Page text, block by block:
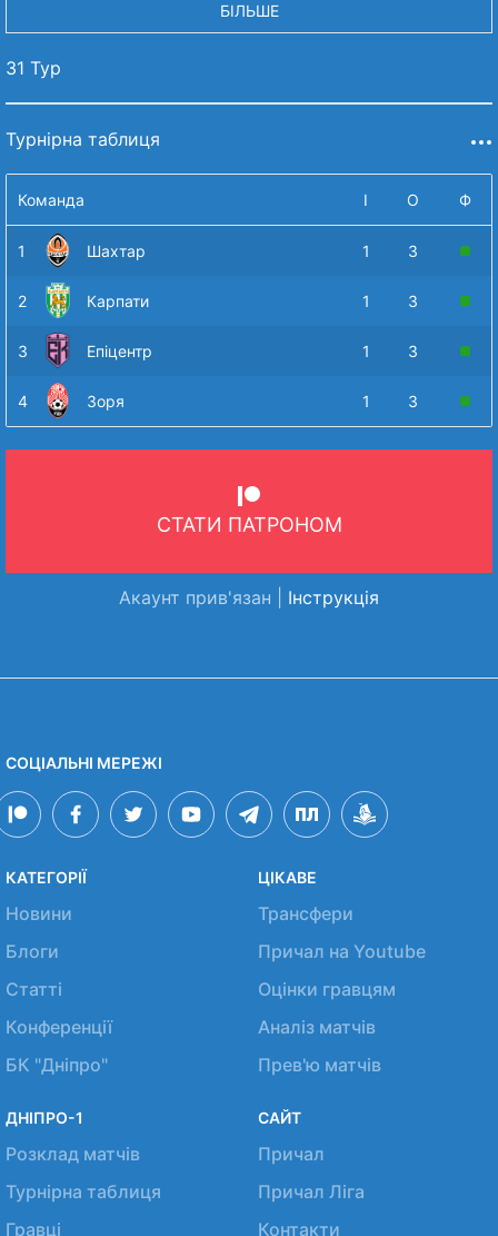
БІЛЬШЕ
31 Тур
Турнірна таблиця
Команда І О Ф
1 Шахтар 1 3
2 Карпати 1 3
3 Епіцентр 1 3
4 Зоря 1 3
СТАТИ ПАТРОНОМ
Акаунт прив'язан | Інструкція
СОЦІАЛЬНІ МЕРЕЖІ
КАТЕГОРІЇ
Новини
Блоги
Статті
Конференції
БК "Дніпро"
ЦІКАВЕ
Трансфери
Причал на Youtube
Оцінки гравцям
Аналіз матчів
Прев'ю матчів
ДНІПРО-1
Розклад матчів
Турнірна таблиця
Гравці
САЙТ
Причал
Причал Ліга
Контакти